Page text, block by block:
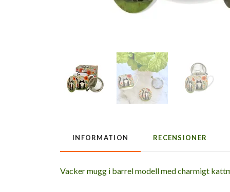
INFORMATION RECENSIONER
Vacker mugg i barrel modell med charmigt